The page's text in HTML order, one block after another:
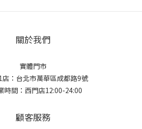
關於我們
實體門市
店：台北市萬華區成都路9號
時間：西門店12:00-24:00
顧客服務